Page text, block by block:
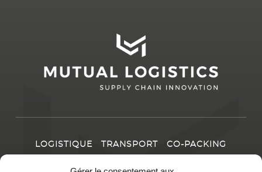
LOGISTIQUE TRANSPORT CO-PACKING